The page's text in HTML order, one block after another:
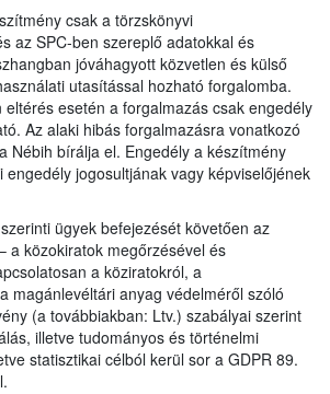
csak a törzskönyvi
az SPC-ben szereplő adatokkal és
jóváhagyott közvetlen és külső
utasítással hozható forgalomba.
eltérés esetén a forgalmazás csak engedély
Az alaki hibás forgalmazásra vonatkozó
Nébih bírálja el. Engedély a készítmény
engedély jogosultjának vagy képviselőjének
ügyek befejezését követően az
a közokiratok megőrzésével és
a köziratokról, a
magánlevéltári anyag védelméről szóló
(a továbbiakban: Ltv.) szabályai szerint
illetve tudományos és történelmi
statisztikai célból kerül sor a GDPR 89.